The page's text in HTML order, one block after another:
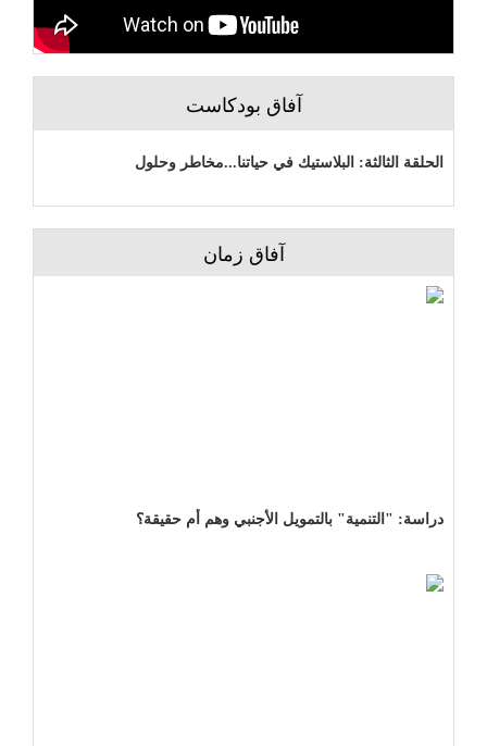
آفاق بودكاست
الحلقة الثالثة: البلاستيك في حياتنا...مخاطر وحلول
آفاق زمان
دراسة: "التنمية" بالتمويل الأجنبي وهم أم حقيقة؟